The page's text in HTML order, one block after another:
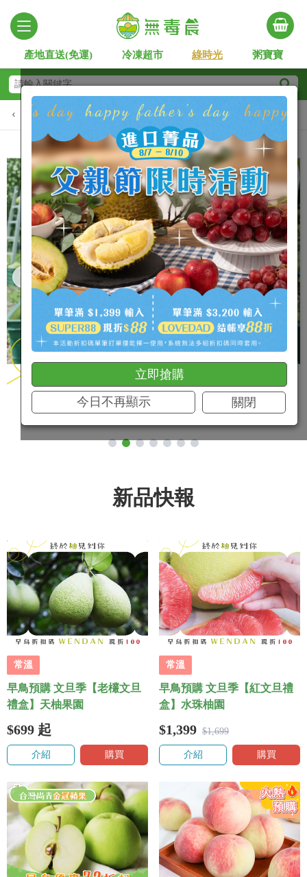
產地直送(免運) 冷凍超市 綠時光 粥寶寶
新品快報 人氣商品 在地小農 安心時蔬 進
Slide 2 of 7
新品快報
常溫
早鳥預購 文旦季【老欉文旦
禮盒】天柚果園
$699 起
介紹 購買
常溫
早鳥預購 文旦季【紅文旦禮
盒】水珠柚園
$1,399 $1,699
介紹 購買
立即搶購
今日不再顯示 關閉